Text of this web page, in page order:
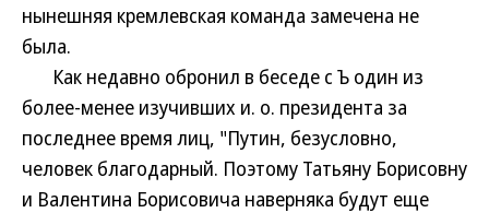
нынешняя кремлевская команда замечена не
была.
Как недавно обронил в беседе с Ъ один из
более-менее изучивших и. о. президента за
последнее время лиц, "Путин, безусловно,
человек благодарный. Поэтому Татьяну Борисовну
и Валентина Борисовича наверняка будут еще